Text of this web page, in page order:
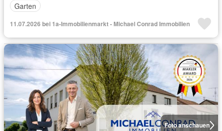
Garten
11.07.2026 bei 1a-Immobilienmarkt - Michael Conrad Immobilien
Foto anschauen